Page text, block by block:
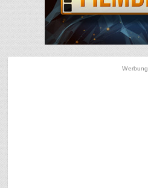
Werbung